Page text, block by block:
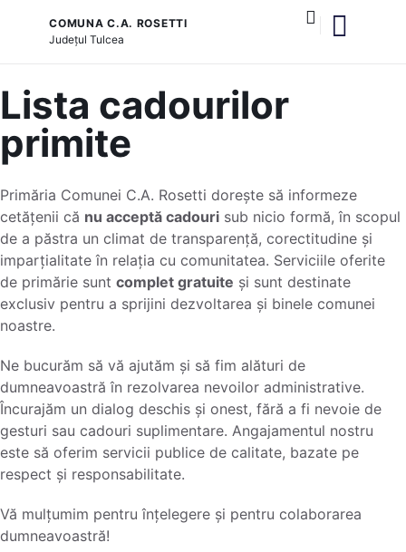
COMUNA C.A. ROSETTI
JudețulTulcea
Lista cadourilor
primite
Primăria Comunei C.A. Rosetti dorește să informeze
cetățenii că nu acceptă cadouri sub nicio formă, în scopul
de a păstra un climat de transparență, corectitudine și
imparțialitate în relația cu comunitatea. Serviciile oferite
de primărie sunt complet gratuite și sunt destinate
exclusiv pentru a sprijini dezvoltarea și binele comunei
noastre.
Ne bucurăm să vă ajutăm și să fim alături de
dumneavoastră în rezolvarea nevoilor administrative.
Încurajăm un dialog deschis și onest, fără a fi nevoie de
gesturi sau cadouri suplimentare. Angajamentul nostru
este să oferim servicii publice de calitate, bazate pe
respect și responsabilitate.
Vă mulțumim pentru înțelegere și pentru colaborarea
dumneavoastră!